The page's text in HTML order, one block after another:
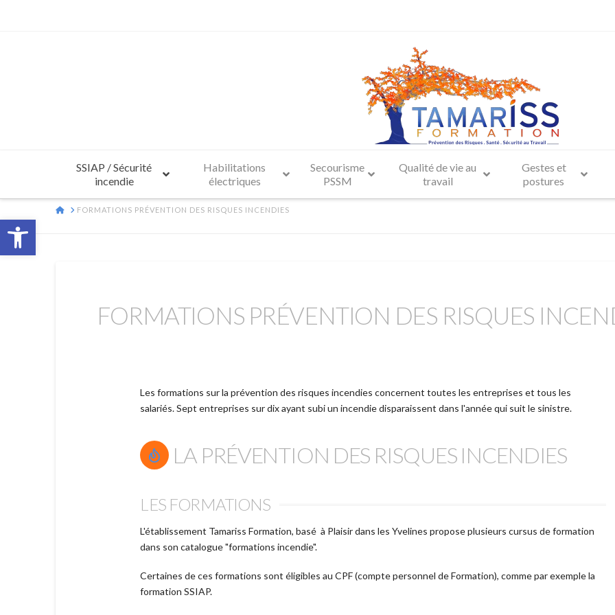
Ouvrir la barre d’outils
SSIAP / Sécurité
incendie
Habilitations
électriques
Secourisme
PSSM
Qualité de vie au
travail
Gestes et
postures
HOMEFORMATIONS PRÉVENTION DES RISQUES INCENDIES
FORMATIONS PRÉVENTION DES RISQUES
Les formations sur la prévention des risques incendies concernent toutes les entreprises et tous les
salariés. Sept entreprises sur dix ayant subi un incendie disparaissent dans l'année qui suit le sinistre.
LA PRÉVENTION DES RISQUES INCENDIES
LES FORMATIONS
L'établissement Tamariss Formation, basé à Plaisir dans les Yvelines propose plusieurs cursus de formation
dans son catalogue "formations incendie".
Certaines de ces formations sont éligibles au CPF (compte personnel de Formation), comme par exemple la
formation SSIAP.